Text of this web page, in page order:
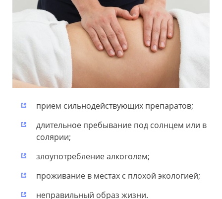
прием сильнодействующих препаратов;
длительное пребывание под солнцем или в
солярии;
злоупотребление алкоголем;
проживание в местах с плохой экологией;
неправильный образ жизни.